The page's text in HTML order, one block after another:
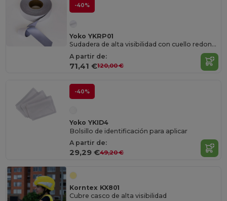
-40%
Yoko YKRP01
Sudadera de alta visibilidad con cuello redondo
A partir de:
71,41 €120,00 €
-40%
Yoko YKID4
Bolsillo de identificación para aplicar
A partir de:
29,29 €49,20 €
Korntex KX801
Cubre casco de alta visibilidad